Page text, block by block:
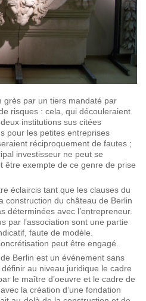
grès par un tiers mandaté par
risques : cela, qui découleraient
institutions sus citées
pour les petites entreprises
réciproquement de fautes ;
investisseur ne peut se
être exempte de ce genre de prise
éclaircis tant que les clauses du
construction du château de Berlin
déterminées avec l’entrepreneur.
par l’association sont une partie
faute de modèle.
peut être engagé.
Berlin est un événement sans
au niveau juridique le cadre
le maître d’oeuvre et le cadre de
la création d’une fondation